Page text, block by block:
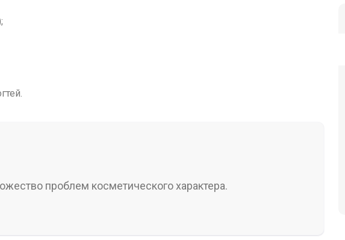
проблем косметического характера.